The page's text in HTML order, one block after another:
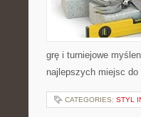
grę i turniejowe
najlepszych miejsc
CATEGORIES: STYL